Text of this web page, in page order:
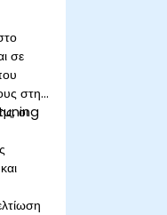
σε
στη
οι